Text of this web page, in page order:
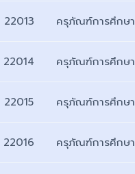
22013 ครุภัณฑ์การศึกษา
22014 ครุภัณฑ์การศึกษา
22015 ครุภัณฑ์การศึกษา
22016 ครุภัณฑ์การศึกษา